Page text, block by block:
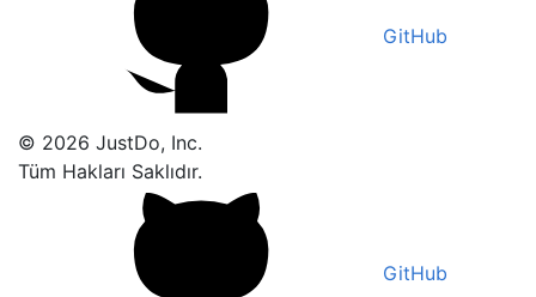
GitHub
© 2026 JustDo, Inc.
Tüm Hakları Saklıdır.
GitHub